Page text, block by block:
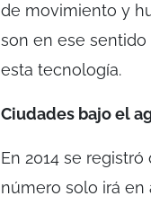
de movimiento y
son en ese
esta tecnología.
Ciudades bajo el
En 2014 se
número solo irá en